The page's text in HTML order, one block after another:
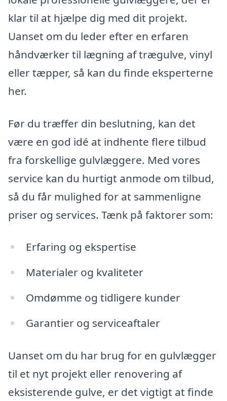
klar til at hjælpe dig med dit projekt.
Uanset om du leder efter en erfaren
håndværker til lægning af trægulve, vinyl
eller tæpper, så kan du finde eksperterne
her.
Før du træffer din beslutning, kan det
være en god idé at indhente flere tilbud
fra forskellige gulvlæggere. Med vores
service kan du hurtigt anmode om tilbud,
så du får mulighed for at sammenligne
priser og services. Tænk på faktorer som:
Erfaring og ekspertise
Materialer og kvaliteter
Omdømme og tidligere kunder
Garantier og serviceaftaler
Uanset om du har brug for en gulvlægger
til et nyt projekt eller renovering af
eksisterende gulve, er det vigtigt at finde